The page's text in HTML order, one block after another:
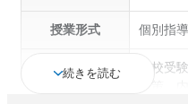
授業形式 個別指
高校受
続きを読む